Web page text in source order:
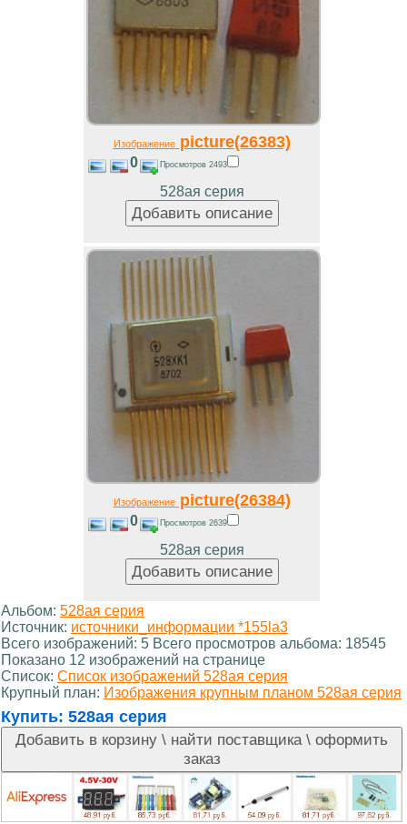
Изображениеpicture(26383)
0 Просмотров 2493
528ая серия
Изображениеpicture(26384)
0 Просмотров 2639
528ая серия
Альбом: 528ая серия
Источник: источники_информации *155la3
Всего изображений: 5 Всего просмотров альбома: 18545
Показано 12 изображений на странице
Список: Список изображений 528ая серия
Крупный план: Изображения крупным планом 528ая серия
Купить: 528ая серия